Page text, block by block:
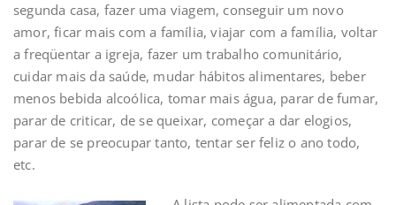
segunda casa, fazer uma viagem, conseguir um novo
amor, ficar mais com a família, viajar com a família, voltar
a freqüentar a igreja, fazer um trabalho comunitário,
cuidar mais da saúde, mudar hábitos alimentares, beber
menos bebida alcoólica, tomar mais água, parar de fumar,
parar de criticar, de se queixar, começar a dar elogios,
parar de se preocupar tanto, tentar ser feliz o ano todo,
etc.